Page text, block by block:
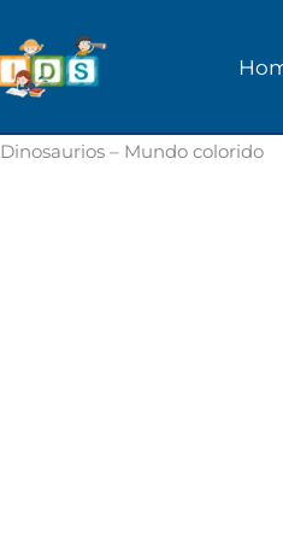
Dinosaurios – Mundo colorido